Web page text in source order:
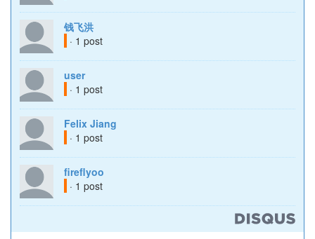
钱飞洪
· 1 post
user
· 1 post
Felix Jiang
· 1 post
fireflyoo
· 1 post